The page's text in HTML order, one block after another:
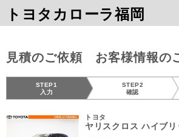
トヨタカローラ福岡
見積のご依頼 お客様情報の
STEP1
入力
STEP2
確認
トヨタ
ヤリスクロス ハイブリ